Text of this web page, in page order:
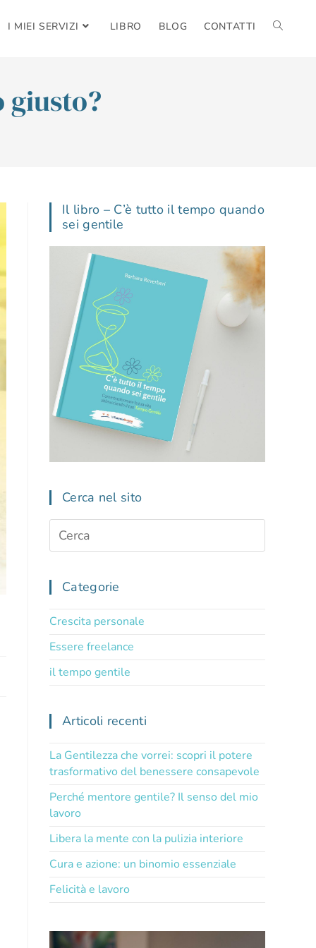
I MIEI SERVIZI LIBRO BLOG CONTATTI
Il libro – C’è tutto il tempo quando
sei gentile
Cerca nel sito
Categorie
Crescita personale
Essere freelance
il tempo gentile
Articoli recenti
La Gentilezza che vorrei: scopri il potere
trasformativo del benessere consapevole
Perché mentore gentile? Il senso del mio
lavoro
Libera la mente con la pulizia interiore
Cura e azione: un binomio essenziale
Felicità e lavoro